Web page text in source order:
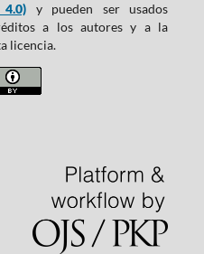
y pueden ser usados
a los autores y a la
licencia.